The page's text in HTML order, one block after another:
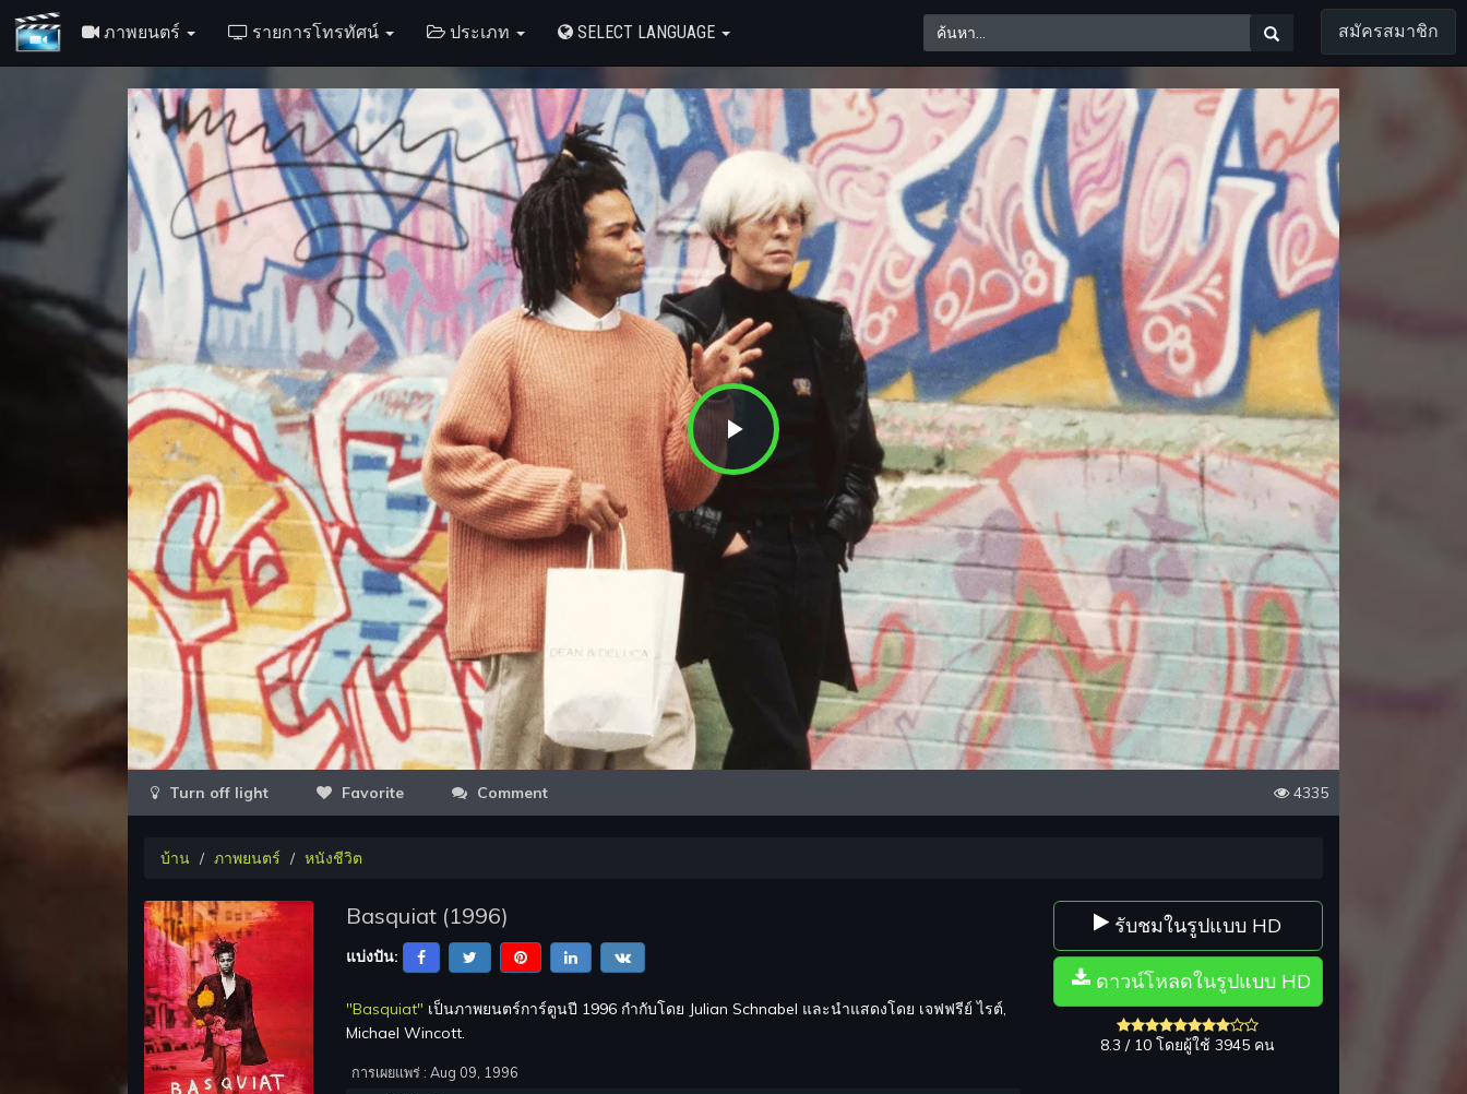
ภาพยนตร์ รายการโทรทัศน์ ประเภท SELECT LANGUAGE สมัครสมาชิก
Play
Video
Favorite Comment 4335
บ้าน ภาพยนตร์ หนังชีวิต
Basquiat (1996)
แบ่งปัน:
"Basquiat" เป็นภาพยนตร์การ์ตูนปี 1996 กำกับโดย Julian Schnabel และนำแสดงโดย เจฟฟรีย์ ไรต์,
Michael Wincott.
การเผยแพร่ : Aug 09, 1996
รับชมในรูปแบบ HD
ดาวน์โหลดในรูปแบบ HD
8.3 / 10 โดยผู้ใช้ 3945 คน